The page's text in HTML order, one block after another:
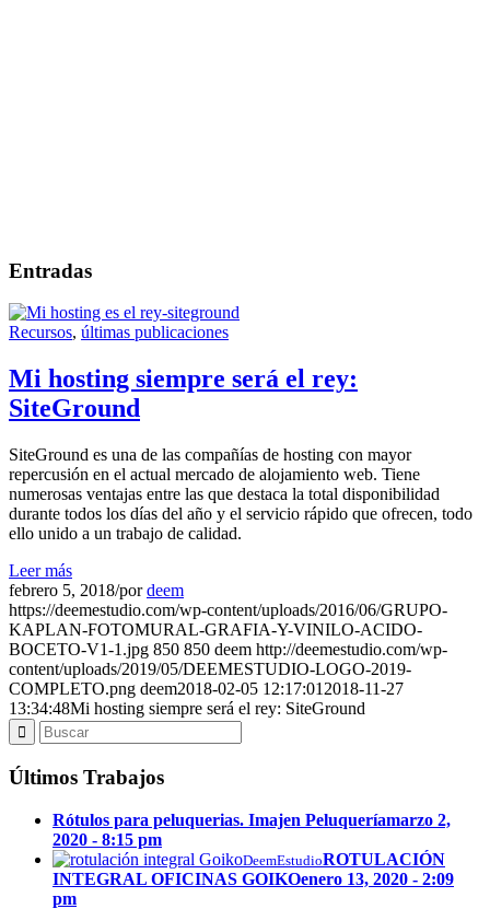
Entradas
Recursos, últimas publicaciones
Mi hosting siempre será el rey:
SiteGround
SiteGround es una de las compañías de hosting con mayor
repercusión en el actual mercado de alojamiento web. Tiene
numerosas ventajas entre las que destaca la total disponibilidad
durante todos los días del año y el servicio rápido que ofrecen, todo
ello unido a un trabajo de calidad.
Leer más
febrero 5, 2018/pordeem
https://deemestudio.com/wp-content/uploads/2016/06/GRUPO-
KAPLAN-FOTOMURAL-GRAFIA-Y-VINILO-ACIDO-
BOCETO-V1-1.jpg 850 850 deem http://deemestudio.com/wp-
content/uploads/2019/05/DEEMESTUDIO-LOGO-2019-
COMPLETO.png deem2018-02-05 12:17:01 2018-11-27
13:34:48Mi hosting siempre será el rey: SiteGround
Últimos Trabajos
Rótulos para peluquerias. Imajen Peluqueríamarzo 2,
2020 - 8:15 pm
DeemEstudioROTULACIÓN
INTEGRAL OFICINAS GOIKOenero 13, 2020 - 2:09
pm